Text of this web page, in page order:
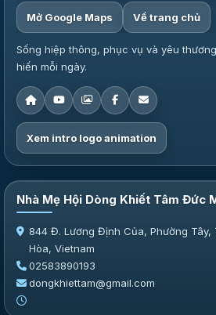
Mở Google Maps Về trang chủ
Sống hiệp thông, phục vụ và yêu
hiến mỗi ngày.
Xem intro logo animation
Nhà Mẹ Hội Dòng Khiết Tâm Đức
844 Đ. Lương Định Của, Phường Tây,
Hòa, Vietnam
02583890193
dongkhiettam@gmail.com